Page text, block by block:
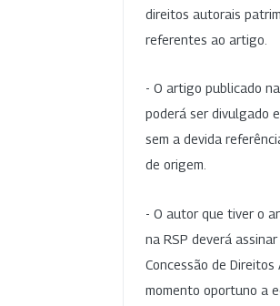
direitos autorais
referentes ao artigo.
- O artigo publicado
poderá ser divulgado
sem a devida
de origem.
- O autor que tiver o
na RSP deverá
Concessão de Direitos
momento oportuno a